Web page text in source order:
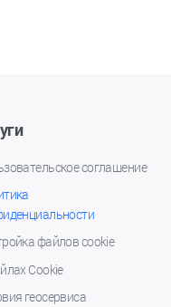
соглашение
файлов cookie
Cookie
геосервиса